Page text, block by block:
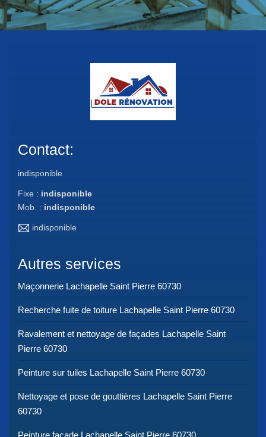
Contact:
indisponible
Fixe : indisponible
Mob. : indisponible
indisponible
Autres services
Maçonnerie Lachapelle Saint Pierre 60730
Recherche fuite de toiture Lachapelle Saint Pierre 60730
Ravalement et nettoyage de façades Lachapelle Saint
Pierre 60730
Peinture sur tuiles Lachapelle Saint Pierre 60730
Nettoyage et pose de gouttières Lachapelle Saint Pierre
60730
Peinture façade Lachapelle Saint Pierre 60730